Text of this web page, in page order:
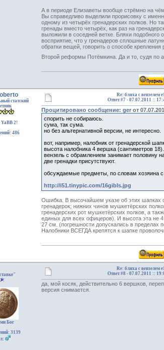
А в периоде Елизаветы вообще стрёмно на
Вы справедливо выделили прорисовку с
одному из четырёх гренадерских полков. Но
гренады вместо четырёх, как раз на
выложили в соседней ветке. Бляхи
восприятие, что у гренадеров сплошные
обратки вещей, говорить о способе
Второй реформы Потёмкина. Да и то, судя по
статский
2!
486
Re: бляха с вензелем
Ответ #7 -07.07.2011 ::
Процитировано сообщение: ger от
спорить не собираюсь.
сума, так сума.
но без альтернативной версии, не интересно.
вот, например, налобник от гренадерской
высота налобника 4 вершка (сантиметров 18).
вензель с обрамлением занимает половину
две гренадки присутствуют.
обсуждаемые предметы, по словам хозяина
http://i51.tinypic.com/16gibls.jpg
Ошибка. В высочайшем указе об этих шапках
гренадерок; нижних чинов мушкетёрских
гренадерских рот мушкетёрских полков, а
единых для всех офицеров). И высота эта не
27 см. (погрешности допускались в пределах
Налобники ВСЕГДА крепятся к шапке
Бог
3139
Re: бляха с вензелем
Ответ #8 -07.07.2011 ::
да, мой косяк, действительно 6 вершков,
версия снимается.